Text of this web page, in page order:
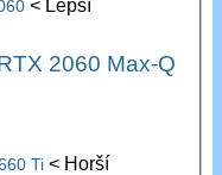
< Lepší
2060 Max-Q
Ti< Horší